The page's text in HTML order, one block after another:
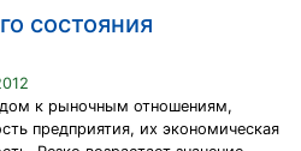
состояния
к рыночным отношениям,
предприятия, их экономическая